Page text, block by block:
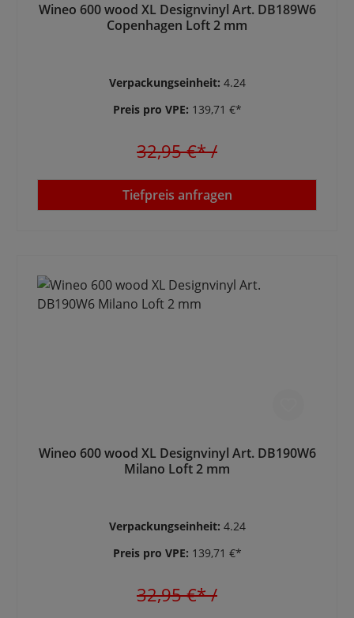
Wineo 600 wood XL Designvinyl Art. DB189W6
Copenhagen Loft 2 mm
Verpackungseinheit: 4.24
Preis pro VPE: 139,71 €*
32,95 €*/
Tiefpreis anfragen
Wineo 600 wood XL Designvinyl Art. DB190W6
Milano Loft 2 mm
Verpackungseinheit: 4.24
Preis pro VPE: 139,71 €*
32,95 €*/